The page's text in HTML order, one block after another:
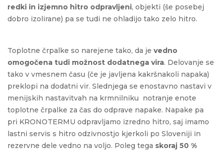
redki in izjemno hitro odpravljeni, objekti (še posebej
dobro izolirane) pa se tudi ne ohladijo tako zelo hitro.
Toplotne črpalke so narejene tako, da je vedno
omogočena tudi možnost dodatnega vira. Delovanje se
tako v vmesnem času (če je javljena kakršnakoli napaka)
preklopi na dodatni vir. Slednjega se enostavno nastavi v
menijskih nastavitvah na krmnilniku notranje enote
toplotne črpalke za čas do odprave napake. Napake pa
pri KRONOTERMU odpravljamo izredno hitro, saj imamo
lastni servis s hitro odzivnostjo kjerkoli po Sloveniji in
rezervne dele vedno na voljo. Poleg tega skoraj 50 %